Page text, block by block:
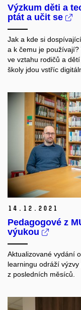
Výzkum děti a
ptát a učit se
Jak a kde si
a k čemu je
ve vztahu rodičů a
školy jdou vstříc
14. 12. 2021
Pedagogové z
výukou
Aktualizované vydání
learningu odráží
z posledních měsíců.